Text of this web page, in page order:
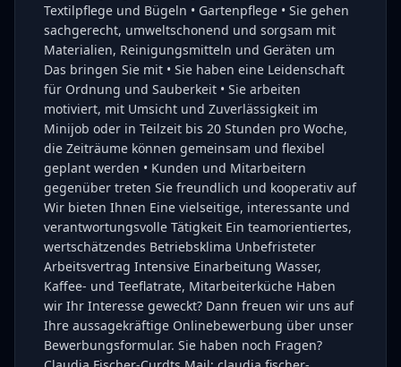
Textilpflege und Bügeln • Gartenpflege • Sie gehen
sachgerecht, umweltschonend und sorgsam mit
Materialien, Reinigungsmitteln und Geräten um
Das bringen Sie mit • Sie haben eine Leidenschaft
für Ordnung und Sauberkeit • Sie arbeiten
motiviert, mit Umsicht und Zuverlässigkeit im
Minijob oder in Teilzeit bis 20 Stunden pro Woche,
die Zeiträume können gemeinsam und flexibel
geplant werden • Kunden und Mitarbeitern
gegenüber treten Sie freundlich und kooperativ auf
Wir bieten Ihnen Eine vielseitige, interessante und
verantwortungsvolle Tätigkeit Ein teamorientiertes,
wertschätzendes Betriebsklima Unbefristeter
Arbeitsvertrag Intensive Einarbeitung Wasser,
Kaffee- und Teeflatrate, Mitarbeiterküche Haben
wir Ihr Interesse geweckt? Dann freuen wir uns auf
Ihre aussagekräftige Onlinebewerbung über unser
Bewerbungsformular. Sie haben noch Fragen?